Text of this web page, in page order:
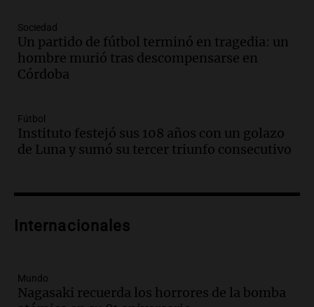
Episodios
Audio.Casabindo se prepara para una
celebración única: 30.000 turistas y el
tradicional Toreo de la Vincha
Audio.Borges, abogada de Pourrain:
"Tres hombres se lo llevaron para
hacerle preguntas y nunca regresó"
Episodios
metros del río Suquía y retiraron hasta
Episodios
Audio.La historia de la servilleta que
Sociedad
Un partido de fútbol terminó en tragedia: un
hombre murió tras descompensarse en
Córdoba
Fútbol
Instituto festejó sus 108 años con un golazo
de Luna y sumó su tercer triunfo consecutivo
Internacionales
Mundo
Nagasaki recuerda los horrores de la bomba